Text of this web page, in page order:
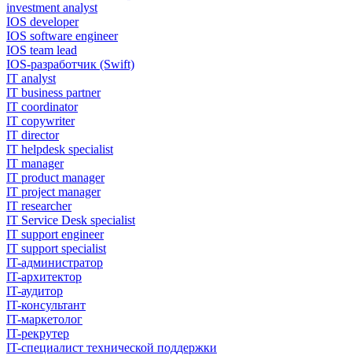
investment analyst
IOS developer
IOS software engineer
IOS team lead
IOS-разработчик (Swift)
IT analyst
IT business partner
IT coordinator
IT copywriter
IT director
IT helpdesk specialist
IT manager
IT product manager
IT project manager
IT researcher
IT Service Desk specialist
IT support engineer
IT support specialist
IT-администратор
IT-архитектор
IT-аудитор
IT-консультант
IT-маркетолог
IT-рекрутер
IT-специалист технической поддержки